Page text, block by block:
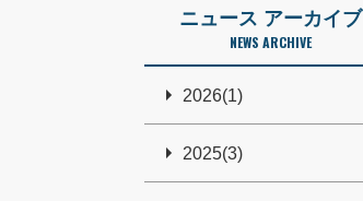
ニュース アーカイブ
NEWS ARCHIVE
2026(1)
2025(3)